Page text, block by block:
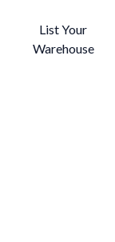
List Your
Warehouse